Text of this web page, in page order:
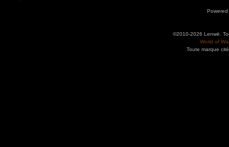
©2010-2026 Lenwë.
World of
Toute marque